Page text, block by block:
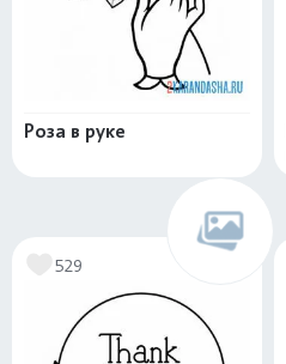
Роза в руке
529